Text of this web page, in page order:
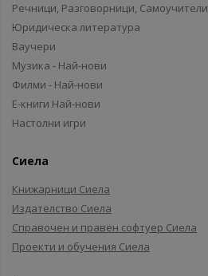
Речници, Разговорници, Самоучители
Юридическа литература
Ваучери
Музика - Най-нови
Филми - Най-нови
Е-книги Най-нови
Настолни игри
Сиела
Книжарници Сиела
Издателство Сиела
Справочен и правен софтуер Сиела
Проекти и обучения Сиела